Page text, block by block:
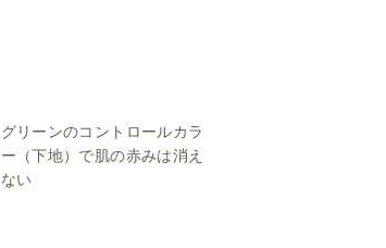
グリーンのコントロールカラ
ー（下地）で肌の赤みは消え
ない